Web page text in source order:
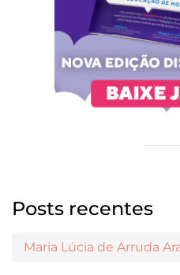
Posts recentes